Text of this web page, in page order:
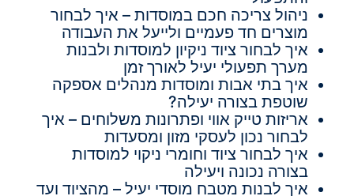
ניהול צריכה חכם במוסדות – איך לבחור
מוצרים חד פעמיים ולייעל את העבודה
איך לבחור ציוד ניקיון למוסדות ולבנות
מערך תפעולי יעיל לאורך זמן
איך בתי אבות ומוסדות מנהלים אספקה
שוטפת בצורה יעילה?
אריזות טייק אווי ופתרונות משלוחים – איך
לבחור נכון לעסקי מזון ומסעדות
איך לבחור ציוד וחומרי ניקוי למוסדות
בצורה נכונה ויעילה
איך לבנות מטבח מוסדי יעיל – מהציוד ועד